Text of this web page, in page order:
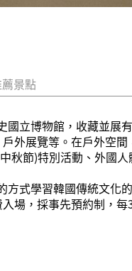
景點
立博物館，收藏並展
外展覽等。在戶外空
節)特別活動、外國
式學習韓國傳統文化
場，採事先預約制，